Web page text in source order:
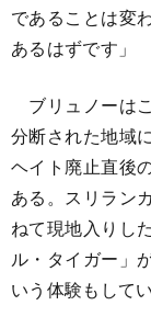
であることは変
あるはずです」
ブリュノーは
分断された地域
ヘイト廃止直後
ある。スリラン
ねて現地入りし
ル・タイガー」
いう体験もしてい